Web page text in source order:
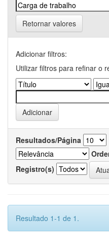
Retornar valores
Adicionar filtros:
Utilizar filtros para refinar o
Resultados/Página
Registro(s)
Resultado 1-1 de 1.